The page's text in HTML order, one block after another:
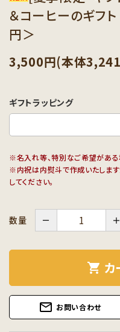
＆コーヒーのギフ
円＞
3,500円(本体
ギフトラッピング
※名入れ等、特別なご希望がある
※内祝は内熨斗で作成いたしま
してください。
数量 － ＋
shopping_cart カ
mail_outline お問い合わせ